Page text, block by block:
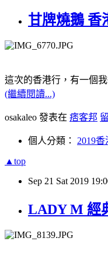
甘牌燒鵝 香
這次的香港行，有一個
(繼續閱讀...)
osakaleo 發表在 痞客邦
個人分類： 2019香
▲top
Sep 21 Sat 2019
LADY M 經